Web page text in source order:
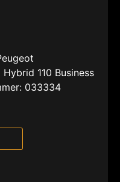
110 Business
033334